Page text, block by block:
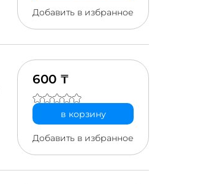
Добавить в избранное
600 ₸
в корзину
Добавить в избранное